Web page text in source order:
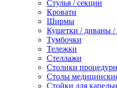
Стулья / секции
Кровати
Ширмы
Кушетки / диваны /
Тумбочки
Тележки
Стеллажи
Столики
Столы
Стойки для